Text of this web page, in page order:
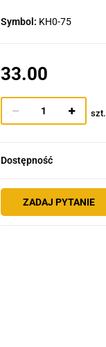
Symbol: KH0-75
33.00
szt.
Dostępność
ZADAJ PYTANIE